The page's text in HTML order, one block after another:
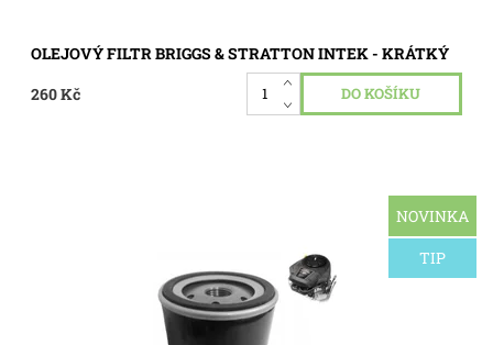
OLEJOVÝ FILTR BRIGGS & STRATTON INTEK - KRÁTKÝ
260 Kč
NOVINKA
TIP
Olejový filtr, dlouhý, je vhodný pro olejem mazané a vodou
Skladem 4 ks
0202